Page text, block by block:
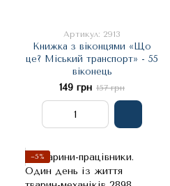
Артикул: 2913
Книжка з віконцями «Що
це? Міський транспорт» - 55
віконець
149 грн 157 грн
−5%